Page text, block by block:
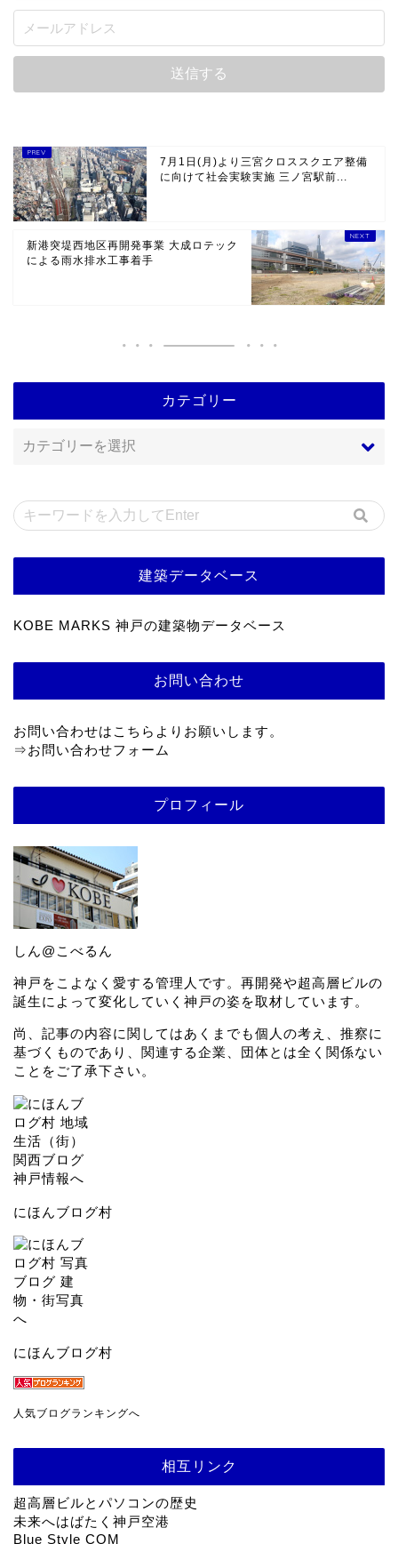
7月1日(月)より三宮クロススクエア整備
に向けて社会実験実施 三ノ宮駅前...
新港突堤西地区再開発事業 大成ロテック
による雨水排水工事着手
カテゴリー
建築データベース
KOBE MARKS 神戸の建築物データベース
お問い合わせ
お問い合わせはこちらよりお願いします。
⇒お問い合わせフォーム
プロフィール
しん@こべるん
神戸をこよなく愛する管理人です。再開発や超高層ビルの
誕生によって変化していく神戸の姿を取材しています。
尚、記事の内容に関してはあくまでも個人の考え、推察に
基づくものであり、関連する企業、団体とは全く関係ない
ことをご了承下さい。
にほんブログ村
にほんブログ村
人気ブログランキングへ
相互リンク
超高層ビルとパソコンの歴史
未来へはばたく神戸空港
Blue Style COM